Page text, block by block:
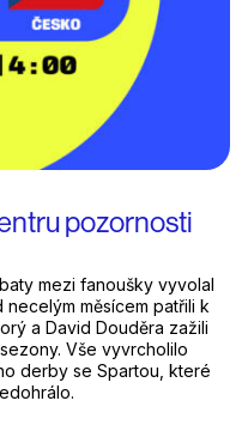
pozornosti
mezi fanoušky vyvolal
měsícem patřili k
a David Douděra zažili
Vše vyvrcholilo
derby se Spartou, které